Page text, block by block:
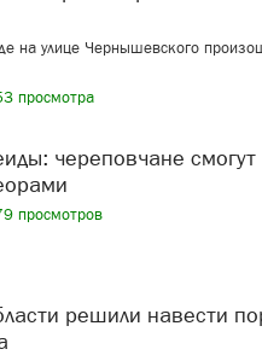
на улице Чернышевского
просмотра
просмотров